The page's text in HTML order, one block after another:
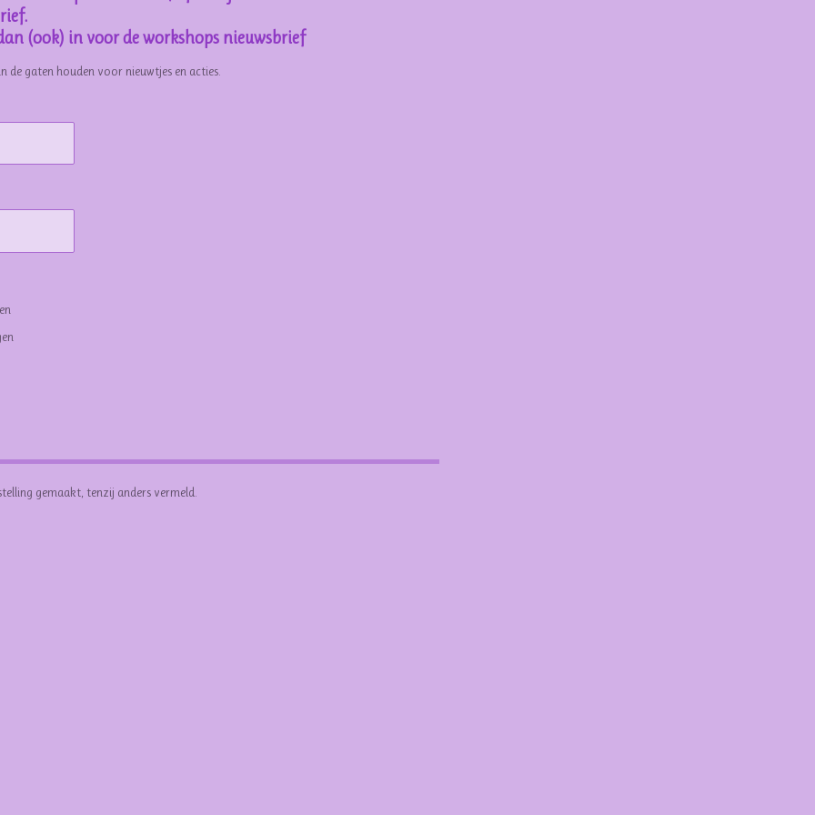
(ook) in voor de workshops nieuwsbrief
de gaten houden voor nieuwtjes en acties.
gemaakt, tenzij anders vermeld.